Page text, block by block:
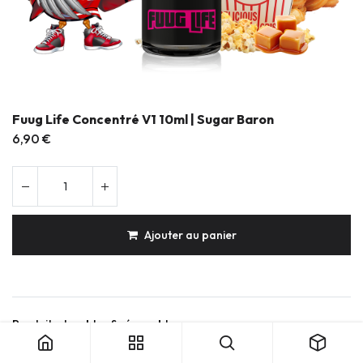
Fuug Life Concentré V1 10ml | Sugar Baron
6,90 €
Ajouter au panier
Produits durables & réparables
Conception française
Expédition soignée